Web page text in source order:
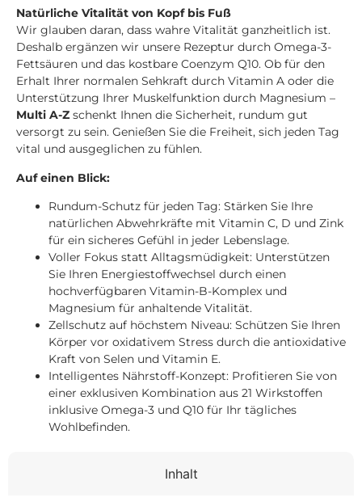
Inhalt
Natürliche Vitalität von Kopf bis Fuß
Wir glauben daran, dass wahre Vitalität ganzheitlich ist.
Deshalb ergänzen wir unsere Rezeptur durch Omega-3-
Fettsäuren und das kostbare Coenzym Q10. Ob für den
Erhalt Ihrer normalen Sehkraft durch Vitamin A oder die
Unterstützung Ihrer Muskelfunktion durch Magnesium –
Multi A-Z schenkt Ihnen die Sicherheit, rundum gut
versorgt zu sein. Genießen Sie die Freiheit, sich jeden Tag
vital und ausgeglichen zu fühlen.
Auf einen Blick:
Rundum-Schutz für jeden Tag: Stärken Sie Ihre
natürlichen Abwehrkräfte mit Vitamin C, D und Zink
für ein sicheres Gefühl in jeder Lebenslage.
Voller Fokus statt Alltagsmüdigkeit: Unterstützen
Sie Ihren Energiestoffwechsel durch einen
hochverfügbaren Vitamin-B-Komplex und
Magnesium für anhaltende Vitalität.
Zellschutz auf höchstem Niveau: Schützen Sie Ihren
Körper vor oxidativem Stress durch die antioxidative
Kraft von Selen und Vitamin E.
Intelligentes Nährstoff-Konzept: Profitieren Sie von
einer exklusiven Kombination aus 21 Wirkstoffen
inklusive Omega-3 und Q10 für Ihr tägliches
Wohlbefinden.